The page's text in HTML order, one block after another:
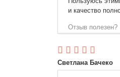
и качество
Отзыв полезен?
Светлана Бачеко